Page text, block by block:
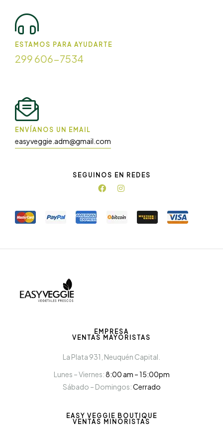
ESTAMOS PARA AYUDARTE
299 606-7534
ENVÍANOS UN EMAIL
easyveggie.adm@gmail.com
SEGUINOS EN REDES
EMPRESA
VENTAS MAYORISTAS
La Plata 931, Neuquén Capital.
Lunes – Viernes:8:00 am – 15:00pm
Sábado – Domingos:Cerrado
EASY VEGGIE BOUTIQUE
VENTAS MINORISTAS